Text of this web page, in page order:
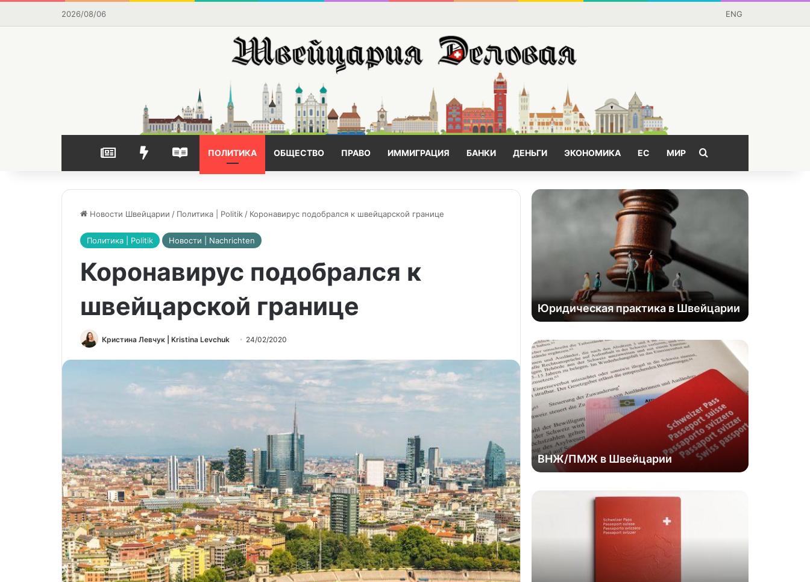
2026/08/06 ENG
НОВОСТИВЫБОР РЕДАКЦИИЧАСТО ЧИТАЕМОЕ
ПОЛИТИКА ОБЩЕСТВО ПРАВО ИММИГРАЦИЯ БАНКИ ДЕНЬГИ ЭКОНОМИКА ЕС МИР Поищем?
Новости Швейцарии / Политика | Politik/ Коронавирус подобрался к швейцарской границе
Политика | Politik Новости | Nachrichten
Коронавирус подобрался к
швейцарской границе
Кристина Левчук | Kristina Levchuk 24/02/2020
Юридическая практика в Швейцарии
ВНЖ/ПМЖ в Швейцарии